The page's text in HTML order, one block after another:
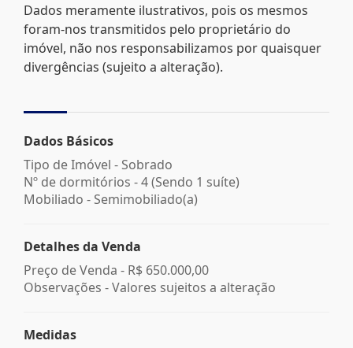
Dados meramente ilustrativos, pois os mesmos
foram-nos transmitidos pelo proprietário do
imóvel, não nos responsabilizamos por quaisquer
divergências (sujeito a alteração).
Dados Básicos
Tipo de Imóvel - Sobrado
Nº de dormitórios - 4 (Sendo 1 suíte)
Mobiliado - Semimobiliado(a)
Detalhes da Venda
Preço de Venda - R$ 650.000,00
Observações - Valores sujeitos a alteração
Medidas